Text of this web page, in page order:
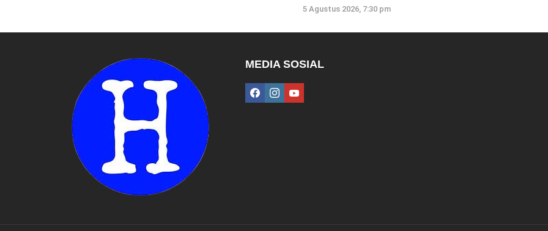
5 Agustus 2026, 7:30 pm
MEDIA SOSIAL
facebookinstagramyoutube